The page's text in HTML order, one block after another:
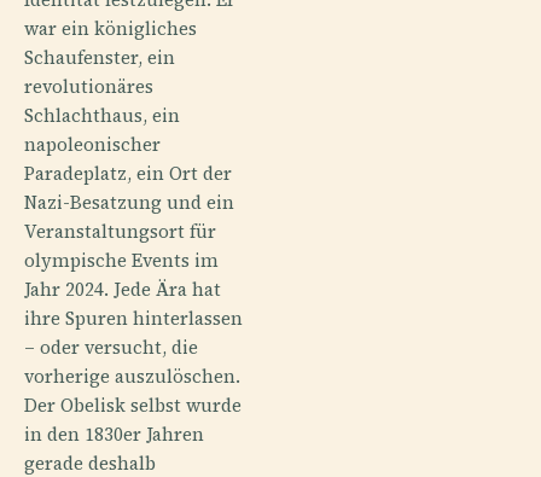
war ein königliches
Schaufenster, ein
revolutionäres
Schlachthaus, ein
napoleonischer
Paradeplatz, ein Ort der
Nazi-Besatzung und ein
Veranstaltungsort für
olympische Events im
Jahr 2024. Jede Ära hat
ihre Spuren hinterlassen
– oder versucht, die
vorherige auszulöschen.
Der Obelisk selbst wurde
in den 1830er Jahren
gerade deshalb